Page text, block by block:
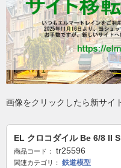
画像をクリックしたら新サイ
EL クロコダイル Be 6/8 II
商品コード： tr25596
関連カテゴリ：
鉄道模型